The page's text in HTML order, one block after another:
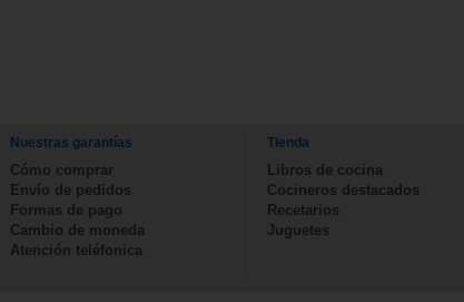
Nuestras garantías
Cómo comprar
Envío de pedidos
Formas de pago
Cambio de moneda
Atención teléfonica
Tienda
Libros de cocina
Cocineros destacados
Recetarios
Juguetes